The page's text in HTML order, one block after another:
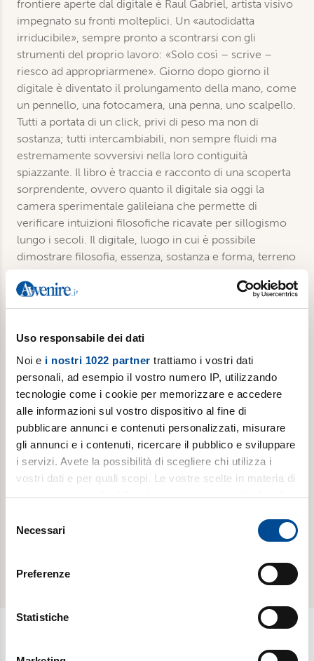
Uso responsabile dei dati
Noi e i nostri 1022 partner trattiamo i vostri dati
personali, ad esempio il vostro numero IP, utilizzando
tecnologie come i cookie per memorizzare e accedere
alle informazioni sul vostro dispositivo al fine di
pubblicare annunci e contenuti personalizzati, misurare
gli annunci e i contenuti, ricercare il pubblico e sviluppare
i servizi. Avete la possibilità di scegliere chi utilizza i
vostri dati e per quali scopi. Le vostre scelte in materia di
privacy sono applicabili solo su questa proprietà digitale
modificare o revocare il proprio consenso in qualsiasi
momento dalla Dichiarazione sui cookie o facendo clic
raccogliere informazioni sulla tua posizione
geografica, con un'approssimazione di qualche
delNecessari
Preferenze
Statistiche
frontiere aperte dal digitale è Raul Gabriel, artista visivo
impegnato su fronti molteplici. Un «autodidatta
irriducibile», sempre pronto a scontrarsi con gli
strumenti del proprio lavoro: «Solo così – scrive –
riesco ad appropriarmene». Giorno dopo giorno il
digitale è diventato il prolungamento della mano, come
un pennello, una fotocamera, una penna, uno scalpello.
Tutti a portata di un click, privi di peso ma non di
sostanza; tutti intercambiabili, non sempre fluidi ma
estremamente sovversivi nella loro contiguità
spiazzante. Il libro è traccia e racconto di una scoperta
sorprendente, ovvero quanto il digitale sia oggi la
camera sperimentale galileiana che permette di
verificare intuizioni filosofiche ricavate per sillogismo
lungo i secoli. Il digitale, luogo in cui è possibile
dimostrare filosofia, essenza, sostanza e forma, terreno
di coltura delle ‘staminali digitali’, come le definisce
Raul Gabriel con un termine decisamente inedito che
trasporta il lettore nel nuovo ibrido in grado di rivelare il
Roberto Diodato: «Eppure tutto ciò è soltanto una parte
della ricchezza di questo piccolo libro prezioso,
entrare nello studio di un artista, nella mente, nel gesto
e nello spazio, questo è il resto affascinante e
impagabile che questa lettura ci offre».
Dettagli
Pagine: 192